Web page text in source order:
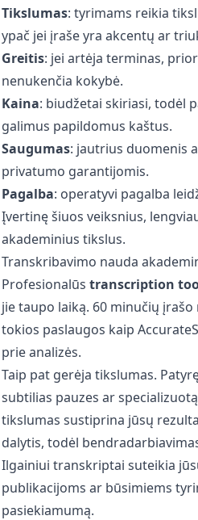
Tikslumas: tyrimams reikia
ypač jei įraše yra akcentų ar
Greitis: jei artėja terminas,
nenukenčia kokybė.
Kaina: biudžetai skiriasi, todėl
galimus papildomus kaštus.
Saugumas: jautrius duomenis
privatumo garantijomis.
Pagalba: operatyvi pagalba
Įvertinę šiuos veiksnius,
akademinius tikslus.
Transkribavimo nauda
Profesionalūs transcription
jie taupo laiką. 60 minučių
tokios paslaugos kaip
prie analizės.
Taip pat gerėja tikslumas.
subtilias pauzes ar
tikslumas sustiprina jūsų
dalytis, todėl
Ilgainiui transkriptai suteikia
publikacijoms ar būsimiems
pasiekiamumą.